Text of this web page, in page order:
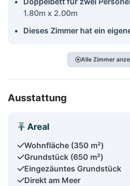
1.80m x 2.00m
Dieses Zimmer hat ein
Alle Zimmer
Ausstattung
Areal
Wohnfläche (350 m²)
Grundstück (650 m²)
Eingezäuntes Grundstück
Direkt am Meer